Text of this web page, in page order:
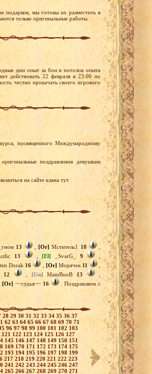
подарков, мы готовы их разместить в
только оригинальные работы.
дни опыт за бои и потолок опыта
действовать 22 февраля в 23:00 по
честно прокачать своего игрового
посвященного Международному
поздравления девушкам
на сайте клана тут
13 ,[Or] Мститель1 18
,
13 ,[El] _SvarG_ 9
Dorak 16 [Or] Морячек 11
,
12 , [Gn] MamBooB 13
[Or] ~~судья~~ 16
. Поздравляем с
28 29 30 31 32 33 34 35 36 37
62 63 64 65 66 67 68 69 70 71
96 97 98 99 100 101 102 103
121 122 123 124 125 126 127
145 146147 148 149 150 151
169 170 171 172 173 174 175
193 194 195 196 197 198 199
217 218 219 220 221222 223
241 242 243 244 245 246 247
265 266 267 268 269 270 271